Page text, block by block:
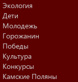
Экология
Дети
Молодежь
Горожанин
Победы
Культура
Конкурсы
Камские Поляны